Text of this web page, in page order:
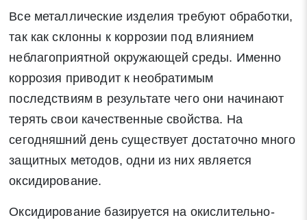
Все металлические изделия требуют обработки,
так как склонны к коррозии под влиянием
неблагоприятной окружающей среды. Именно
коррозия приводит к необратимым
последствиям в результате чего они начинают
терять свои качественные свойства. На
сегодняшний день существует достаточно много
защитных методов, одни из них является
оксидирование.
Оксидирование базируется на окислительно-